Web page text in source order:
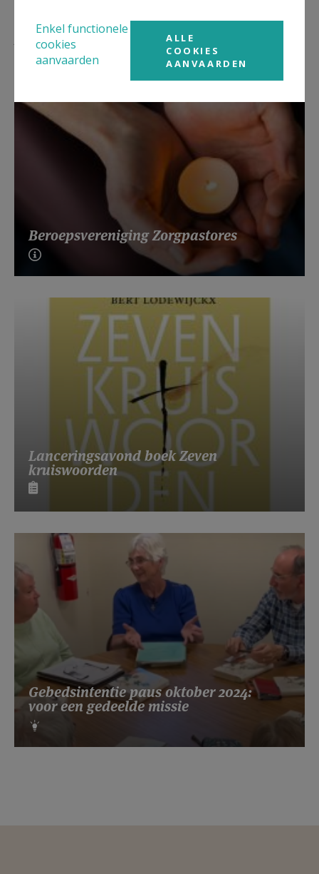
Lees meer
Beroepsvereniging Zorgpastores
Lanceringsavond boek Zeven
kruiswoorden
Gebedsintentie paus oktober 2024:
voor een gedeelde missie
Enkel functionele
cookies
aanvaarden
ALLE
COOKIES
AANVAARDEN